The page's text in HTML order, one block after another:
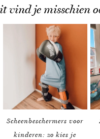
vind je misschien
Scheenbeschermers voor
kinderen: zo kies je